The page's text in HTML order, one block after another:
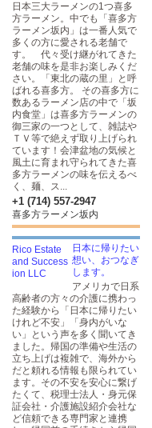
日本三大ラーメンの1つ喜多
方ラーメン。中でも「喜多方
ラーメン坂内」は一番人気で
多くの方に愛される老舗で
す。 代々受け継がれてきた
老舗の味を是非お楽しみくだ
さい。「東北の蔵の里」と呼
ばれる喜多方。 その喜多方に
数あるラーメン店の中で「坂
内食堂」は喜多方ラーメンの
御三家の一つとして、雑誌や
ＴＶ等で絶えず取り上げられ
ています！会津盆地の気候と
風土に育まれ守られてきた喜
多方ラーメンの味を伝えるべ
く、麺、ス...
+1 (714) 557-2947
喜多方ラーメン坂内
日本に帰りたい
想い、おつなぎ
します。
アメリカで日系
高齢者の方々の介護に携わっ
た経験から「日本に帰りたい
けれど不安」「身内がいな
い」という声を多く聞いてき
ました。帰国の準備や生活の
立ち上げは複雑で、海外から
だと頼れる情報も限られてい
ます。その不安を安心に繋げ
たくて、税理士法人・身元保
証会社・介護施設紹介会社な
ど信頼できる専門家と連携